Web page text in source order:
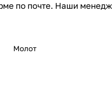
по почте. Наши
Молот